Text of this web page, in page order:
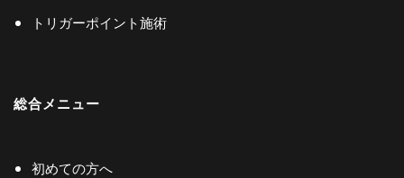
トリガーポイント施術
総合メニュー
初めての方へ